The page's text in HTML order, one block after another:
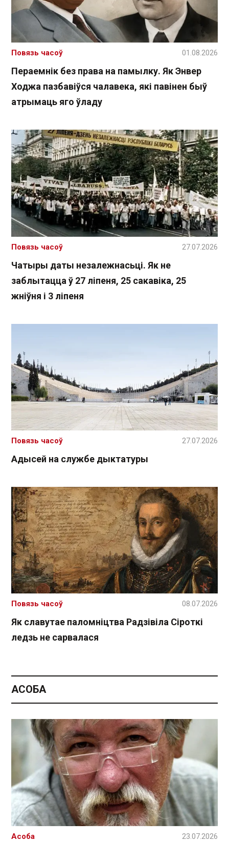
Пераемнік без права на памылку. Як Энвер
Ходжа пазбавіўся чалавека, які павінен быў
атрымаць яго ўладу
Повязь часоў 01.08.2026
Чатыры даты незалежнасьці. Як не
заблытацца ў 27 ліпеня, 25 сакавіка, 25
жніўня і 3 ліпеня
Повязь часоў 27.07.2026
Адысей на службе дыктатуры
Повязь часоў 27.07.2026
Як славутае паломніцтва Радзівіла Сіроткі
ледзь не сарвалася
Повязь часоў 08.07.2026
АСОБА
Асоба 23.07.2026